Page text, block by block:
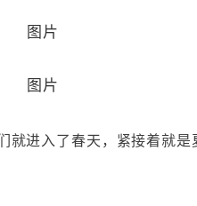
进入了春天，紧接着就